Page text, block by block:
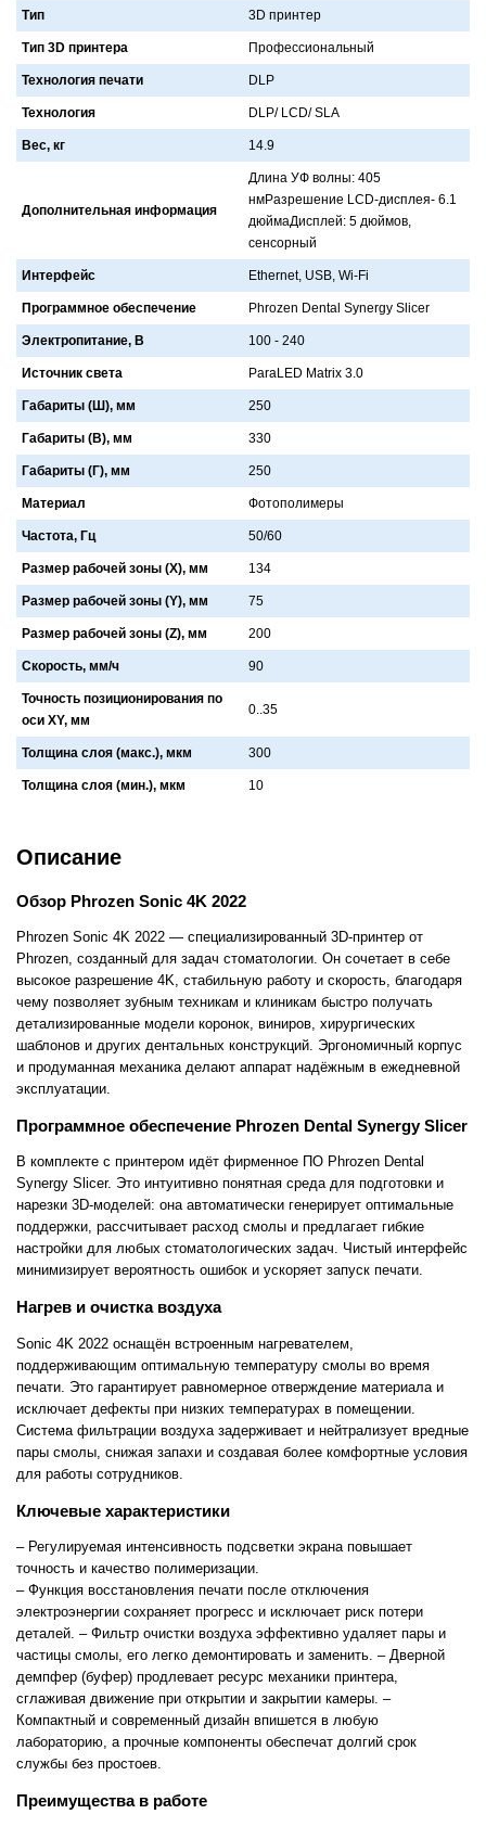
Тип 3D принтер
Тип 3D принтера Профессионaльный
Технология печати DLP
Технология DLP/ LCD/ SLA
Вес, кг 14.9
Дополнительная информация
Длинa УФ волны: 405
нмРaзрешение LCD-дисплея- 6.1
дюймaДисплей: 5 дюймов,
сенсорный
Интерфейс Ethernet, USB, Wi-Fi
Программное обеспечение Phrozen Dental Synergy Slicer
Электропитание, В 100 - 240
Источник света ParaLED Matrix 3.0
Габариты (Ш), мм 250
Габариты (В), мм 330
Габариты (Г), мм 250
Материал Фотополимеры
Частота, Гц 50/60
Размер рабочей зоны (X), мм 134
Размер рабочей зоны (Y), мм 75
Размер рабочей зоны (Z), мм 200
Скорость, мм/ч 90
Точность позиционирования по
оси XY, мм
0..35
Толщина слоя (макс.), мкм 300
Толщина слоя (мин.), мкм 10
Описание
Обзор Phrozen Sonic 4K 2022
Phrozen Sonic 4K 2022 — специализированный 3D-принтер от
Phrozen, созданный для задач стоматологии. Он сочетает в себе
высокое разрешение 4K, стабильную работу и скорость, благодаря
чему позволяет зубным техникам и клиникам быстро получать
детализированные модели коронок, виниров, хирургических
шаблонов и других дентальных конструкций. Эргономичный корпус
и продуманная механика делают аппарат надёжным в ежедневной
эксплуатации.
Программное обеспечение Phrozen Dental Synergy Slicer
В комплекте с принтером идёт фирменное ПО Phrozen Dental
Synergy Slicer. Это интуитивно понятная среда для подготовки и
нарезки 3D-моделей: она автоматически генерирует оптимальные
поддержки, рассчитывает расход смолы и предлагает гибкие
настройки для любых стоматологических задач. Чистый интерфейс
минимизирует вероятность ошибок и ускоряет запуск печати.
Нагрев и очистка воздуха
Sonic 4K 2022 оснащён встроенным нагревателем,
поддерживающим оптимальную температуру смолы во время
печати. Это гарантирует равномерное отверждение материала и
исключает дефекты при низких температурах в помещении.
Система фильтрации воздуха задерживает и нейтрализует вредные
пары смолы, снижая запахи и создавая более комфортные условия
для работы сотрудников.
Ключевые характеристики
– Регулируемая интенсивность подсветки экрана повышает
точность и качество полимеризации.
– Функция восстановления печати после отключения
электроэнергии сохраняет прогресс и исключает риск потери
деталей. – Фильтр очистки воздуха эффективно удаляет пары и
частицы смолы, его легко демонтировать и заменить. – Дверной
демпфер (буфер) продлевает ресурс механики принтера,
сглаживая движение при открытии и закрытии камеры. –
Компактный и современный дизайн впишется в любую
лабораторию, а прочные компоненты обеспечат долгий срок
службы без простоев.
Преимущества в работе